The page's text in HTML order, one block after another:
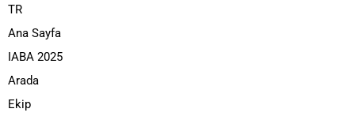
TR
Ana Sayfa
IABA 2025
Arada
Ekip